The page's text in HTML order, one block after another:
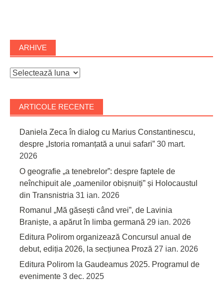
ARHIVE
Arhive
ARTICOLE RECENTE
Daniela Zeca în dialog cu Marius Constantinescu,
despre „Istoria romanțată a unui safari” 30 mart.
2026
O geografie „a tenebrelor”: despre faptele de
neînchipuit ale „oamenilor obișnuiți” și Holocaustul
din Transnistria 31 ian. 2026
Romanul „Mă găsești când vrei”, de Lavinia
Braniște, a apărut în limba germană 29 ian. 2026
Editura Polirom organizează Concursul anual de
debut, ediția 2026, la secțiunea Proză 27 ian. 2026
Editura Polirom la Gaudeamus 2025. Programul de
evenimente 3 dec. 2025